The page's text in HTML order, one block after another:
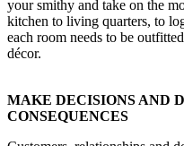
your smithy and take on the
kitchen to living quarters, to
each room needs to be
décor.
MAKE DECISIONS AND
CONSEQUENCES